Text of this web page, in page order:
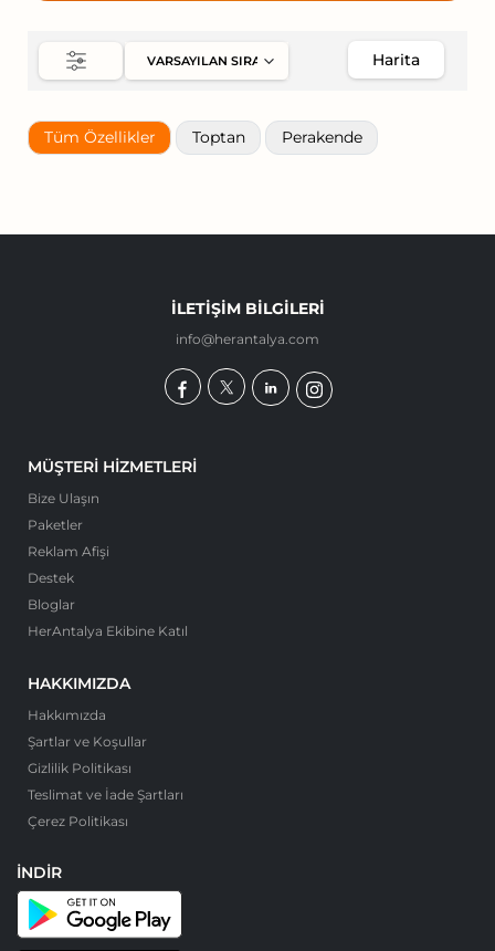
Harita
Tüm Özellikler Toptan Perakende
İLETIŞIM BILGILERI
info@herantalya.com
MÜŞTERI HIZMETLERI
Bize Ulaşın
Paketler
Reklam Afişi
Destek
Bloglar
HerAntalya Ekibine Katıl
HAKKIMIZDA
Hakkımızda
Şartlar ve Koşullar
Gizlilik Politikası
Teslimat ve İade Şartları
Çerez Politikası
İNDIR